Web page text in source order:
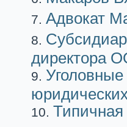
Адвокат
директора
Типичная